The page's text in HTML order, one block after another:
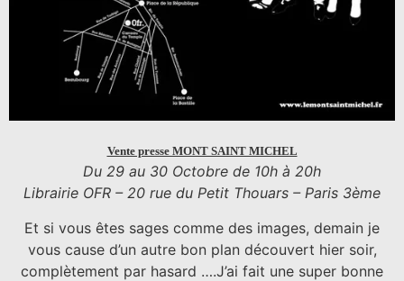
Vente presse MONT SAINT MICHEL
Du 29 au 30 Octobre de 10h à 20h
Librairie OFR – 20 rue du Petit Thouars – Paris 3ème
Et si vous êtes sages comme des images, demain je
vous cause d’un autre bon plan découvert hier soir,
complètement par hasard ….J’ai fait une super bonne